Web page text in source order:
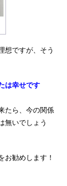
想ですが、そう
は幸せです
たら、今の関係
無いでしょう
お勧めします！